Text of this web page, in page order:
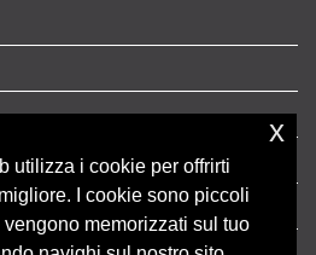
utilizza i cookie per offrirti
I cookie sono piccoli
memorizzati sul tuo
x